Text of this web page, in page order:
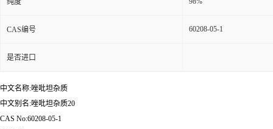
纯度
CAS编号 60208-05-1
是否进口
中文名称:唑吡坦杂质
中文别名:唑吡坦杂质20
CAS No:60208-05-1